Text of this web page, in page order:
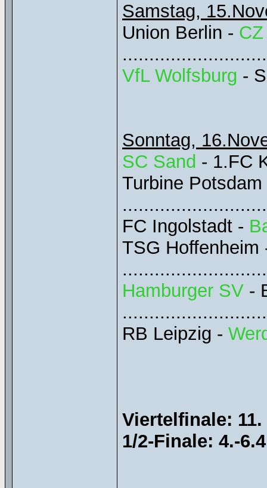
Samstag,
Union Berlin -
VfL Wolfsburg -
Sonntag,
SC Sand - 1.FC
Turbine
FC Ingolstadt -
TSG
Hamburger SV -
RB Leipzig -
Viertelfinale:
1/2-Finale: 4.-